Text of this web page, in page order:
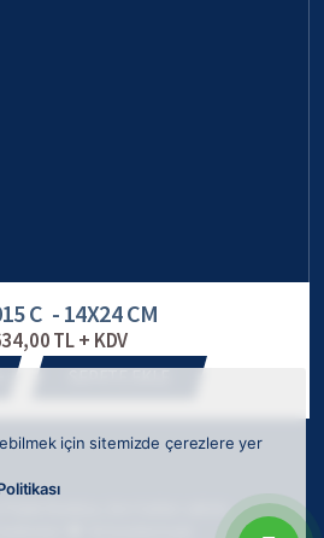
C - 14X24 CM
TL + KDV
için sitemizde çerezlere yer